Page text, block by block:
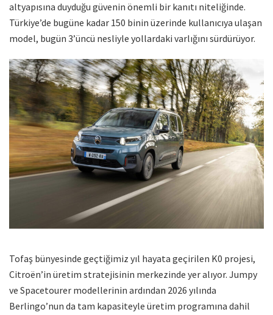
altyapısına duyduğu güvenin önemli bir kanıtı niteliğinde.
Türkiye’de bugüne kadar 150 binin üzerinde kullanıcıya ulaşan
model, bugün 3’üncü nesliyle yollardaki varlığını sürdürüyor.
Tofaş bünyesinde geçtiğimiz yıl hayata geçirilen K0 projesi,
Citroën’in üretim stratejisinin merkezinde yer alıyor. Jumpy
ve Spacetourer modellerinin ardından 2026 yılında
Berlingo’nun da tam kapasiteyle üretim programına dahil